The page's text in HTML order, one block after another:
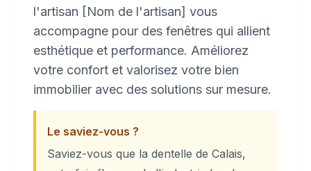
l'artisan [Nom de l'artisan] vous
accompagne pour des fenêtres qui allient
esthétique et performance. Améliorez
votre confort et valorisez votre bien
immobilier avec des solutions sur mesure.
Le saviez-vous ?
Saviez-vous que la dentelle de Calais,